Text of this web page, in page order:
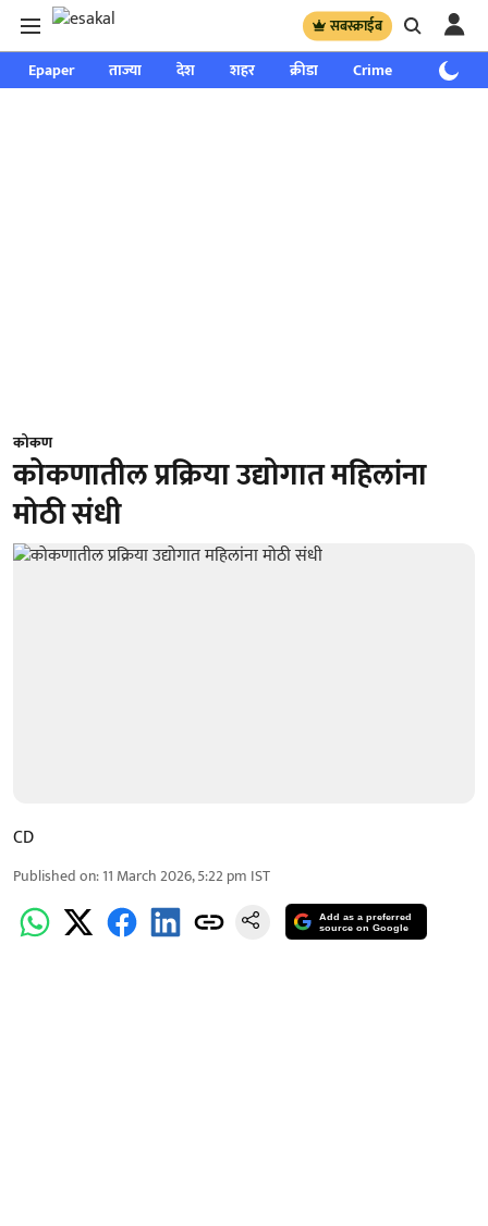
सबस्क्राईब
Epaper ताज्या देश शहर क्रीडा Crime साप्ताहिक
कोकण
कोकणातील प्रक्रिया उद्योगात महिलांना
मोठी संधी
CD
Published on:11 March 2026, 5:22 pm IST
Add as a preferred
source on Google